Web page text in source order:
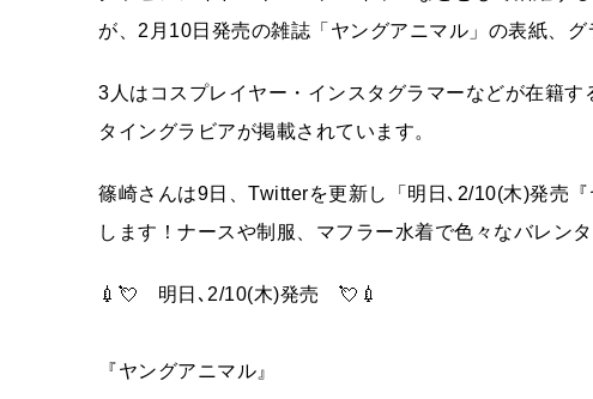
が、2月10日発売の雑誌「ヤングアニマル」の表紙、グ
3人はコスプレイヤー・インスタグラマーなどが在籍
タイングラビアが掲載されています。
篠崎さんは9日、Twitterを更新し「明日､2/10(木)発売
します！ナースや制服、マフラー水着で色々なバレン
💉💘 明日､2/10(木)発売 💘💉
『ヤングアニマル』